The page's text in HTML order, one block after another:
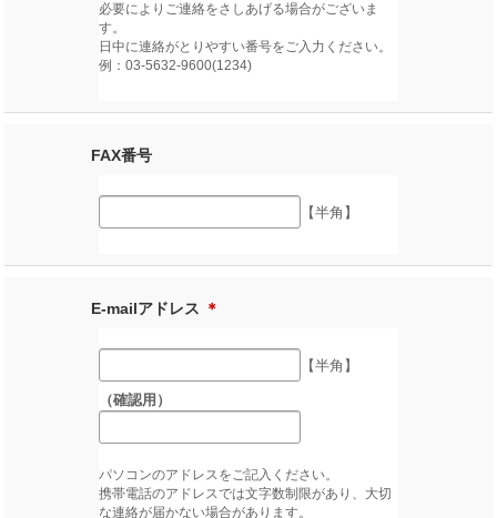
必要によりご連絡をさしあげる場合がございま
す。
日中に連絡がとりやすい番号をご入力ください。
例：03-5632-9600(1234)
FAX番号
【半角】
E-mailアドレス ＊
【半角】
（確認用）
パソコンのアドレスをご記入ください。
携帯電話のアドレスでは文字数制限があり、大切
な連絡が届かない場合があります。